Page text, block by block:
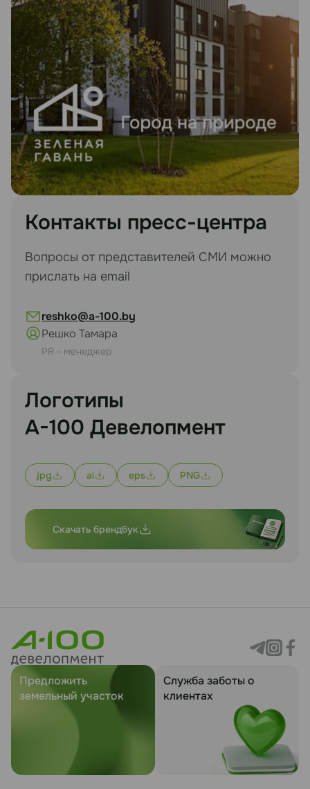
Контакты пресс-центра
Вопросы от представителей СМИ можно
прислать на email
reshko@a-100.by
Решко Тамара
PR - менеджер
Логотипы
А-100 Девелопмент
jpg ai eps PNG
Скачать брендбук
Предложить
земельный участок
Служба заботы о
клиентах